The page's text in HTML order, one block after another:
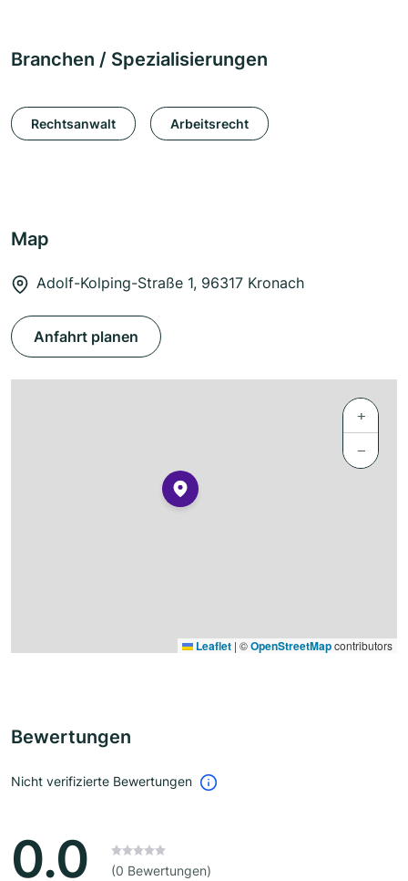
Branchen / Spezialisierungen
Rechtsanwalt Arbeitsrecht
Map
Adolf-Kolping-Straße 1, 96317 Kronach
Anfahrt planen
+
−
Leaflet | ©OpenStreetMapcontributors
Bewertungen
Nicht verifizierte Bewertungen
0.0 (0 Bewertungen)